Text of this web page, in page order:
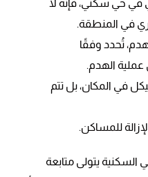
في حي سكني، فإنه لا
في المنطقة.
تُحدد وفقًا
الهدم.
في المكان، بل تتم
للمساكن.
السكنية يتولى متابعة